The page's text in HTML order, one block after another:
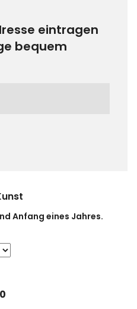
eintragen
bequem
Anfang eines Jahres.